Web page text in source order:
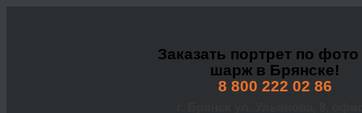
Заказать портрет по
шарж в Брянске!
8 800 222 02 86